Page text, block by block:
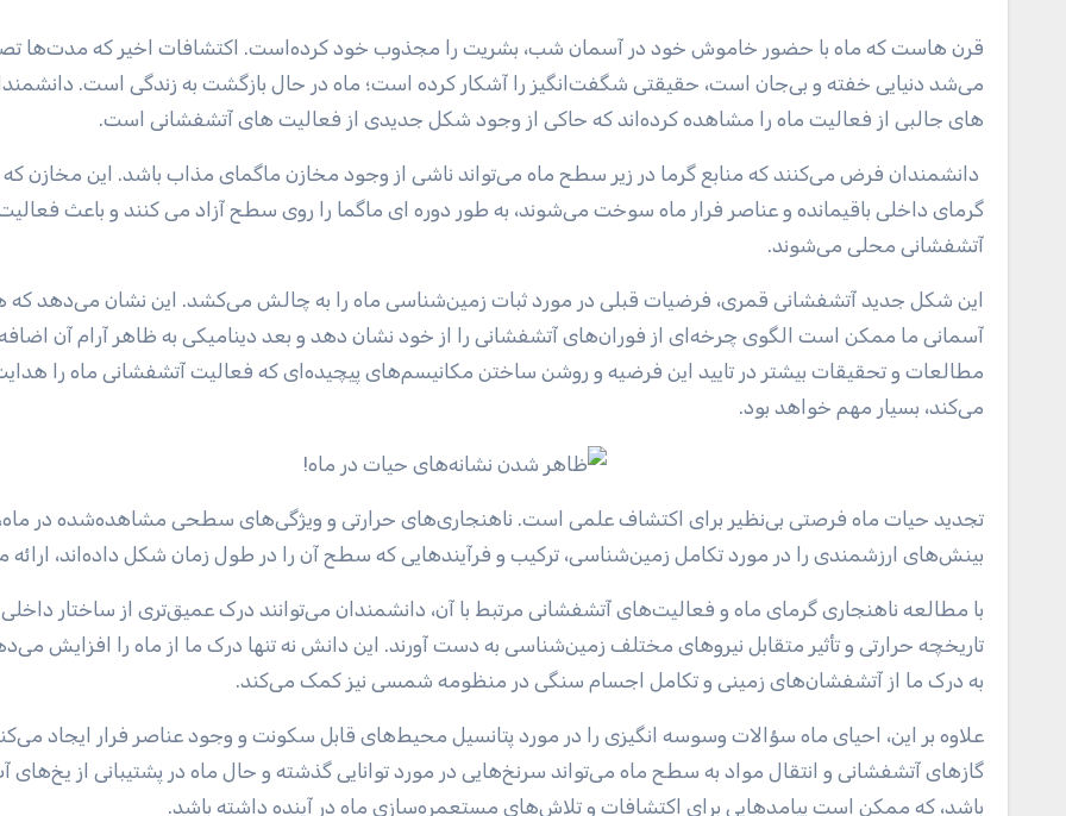
قرن هاست که ماه با حضور خاموش خود در آسمان شب، بشریت را مجذوب خود کرده‌است. اکتشافات اخیر که مدت‌ها تصور
می‌شد دنیایی خفته و بی‌جان است، حقیقتی شگفت‌انگیز را آشکار کرده است؛ ماه در حال بازگشت به زندگی است.
های جالبی از فعالیت ماه را مشاهده کرده‌اند که حاکی از وجود شکل جدیدی از فعالیت های آتشفشانی است.
دانشمندان فرض می‌کنند که منابع گرما در زیر سطح ماه می‌تواند ناشی از وجود مخازن ماگمای مذاب باشد. این مخازن که توسط
گرمای داخلی باقیمانده و عناصر فرار ماه سوخت می‌شوند، به طور دوره ای ماگما را روی سطح آزاد می کنند و باعث
آتشفشانی محلی می‌شوند.
این شکل جدید آتشفشانی قمری، فرضیات قبلی در مورد ثبات زمین‌شناسی ماه را به چالش می‌کشد. این نشان می‌دهد
آسمانی ما ممکن است الگوی چرخه‌ای از فوران‌های آتشفشانی را از خود نشان دهد و بعد دینامیکی به ظاهر آرام آن
مطالعات و تحقیقات بیشتر در تایید این فرضیه و روشن ساختن مکانیسم‌های پیچیده‌ای که فعالیت آتشفشانی ماه را
می‌کند، بسیار مهم خواهد بود.
تجدید حیات ماه فرصتی بی‌نظیر برای اکتشاف علمی است. ناهنجاری‌های حرارتی و ویژگی‌های سطحی مشاهده‌شده در
بینش‌های ارزشمندی را در مورد تکامل زمین‌شناسی، ترکیب و فرآیندهایی که سطح آن را در طول زمان شکل داده‌اند، ارائه
با مطالعه ناهنجاری گرمای ماه و فعالیت‌های آتشفشانی مرتبط با آن، دانشمندان می‌توانند درک عمیق‌تری از ساختار داخلی
تاریخچه حرارتی و تأثیر متقابل نیروهای مختلف زمین‌شناسی به دست آورند. این دانش نه تنها درک ما از ماه را افزایش
به درک ما از آتشفشان‌های زمینی و تکامل اجسام سنگی در منظومه شمسی نیز کمک می‌کند.
علاوه بر این، احیای ماه سؤالات وسوسه انگیزی را در مورد پتانسیل محیط‌های قابل سکونت و وجود عناصر فرار ایجاد
گازهای آتشفشانی و انتقال مواد به سطح ماه می‌تواند سرنخ‌هایی در مورد توانایی گذشته و حال ماه در پشتیبانی از یخ‌های
باشد، که ممکن است پیامدهایی برای اکتشافات و تلاش‌های مستعمره‌سازی ماه در آینده داشته باشد.